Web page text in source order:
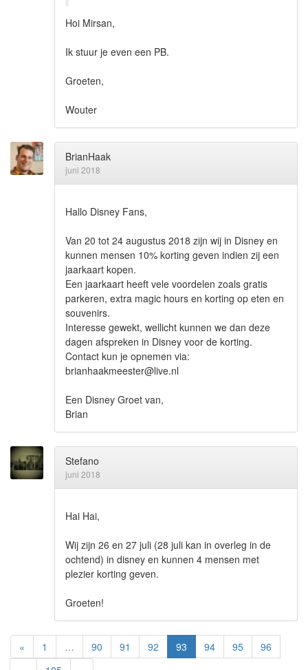
Hoi Mirsan,
Ik stuur je even een PB.
Groeten,
Wouter
BrianHaak
juni 2018
Hallo Disney Fans,
Van 20 tot 24 augustus 2018 zijn wij in Disney en
kunnen mensen 10% korting geven indien zij een
jaarkaart kopen.
Een jaarkaart heeft vele voordelen zoals gratis
parkeren, extra magic hours en korting op eten en
souvenirs.
Interesse gewekt, wellicht kunnen we dan deze
dagen afspreken in Disney voor de korting.
Contact kun je opnemen via:
brianhaakmeester@live.nl
Een Disney Groet van,
Brian
Stefano
juni 2018
Hai Hai,
Wij zijn 26 en 27 juli (28 juli kan in overleg in de
ochtend) in disney en kunnen 4 mensen met
plezier korting geven.
Groeten!
« 1 … 90 91 92 93 94 95
96